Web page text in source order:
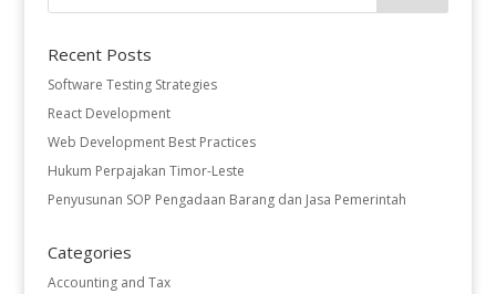
Recent Posts
Software Testing Strategies
React Development
Web Development Best Practices
Hukum Perpajakan Timor-Leste
Penyusunan SOP Pengadaan Barang dan Jasa Pemerintah
Categories
Accounting and Tax